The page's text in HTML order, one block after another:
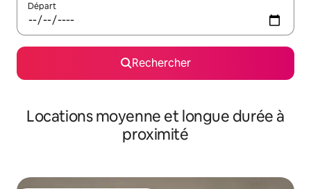
Départ
Rechercher
Locations moyenne et longue durée à
proximité